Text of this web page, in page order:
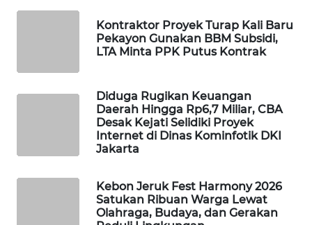
Kontraktor Proyek Turap Kali Baru
Pekayon Gunakan BBM Subsidi,
LTA Minta PPK Putus Kontrak
Diduga Rugikan Keuangan
Daerah Hingga Rp6,7 Miliar, CBA
Desak Kejati Selidiki Proyek
Internet di Dinas Kominfotik DKI
Jakarta
Kebon Jeruk Fest Harmony 2026
Satukan Ribuan Warga Lewat
Olahraga, Budaya, dan Gerakan
WAHANA